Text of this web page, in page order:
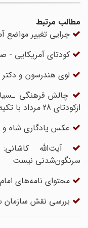
مطالب مرتبط
چرایی تغییر مواضع
کودتای آمریکایی -
لوی هندرسون و دکتر
چالش فرهنگی
ازکودتای 28 مرداد با تکیه برتلاشهای آیت ‎الله بروجردی
عکس یادگاری شاه و
آیت‌الله کاشانی:
سرنگون‌شدنی نیست
محتوای نامه‌های امام
بررسی نقش سازمان